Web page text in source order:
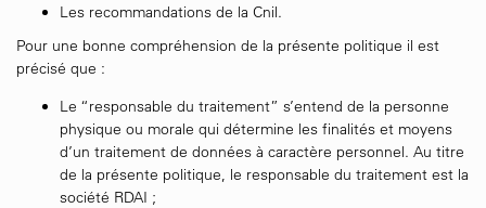
Les recommandations de la Cnil.
Pour une bonne compréhension de la présente politique il est
précisé que :
Le “responsable du traitement” s’entend de la personne
physique ou morale qui détermine les finalités et moyens
d’un traitement de données à caractère personnel. Au titre
de la présente politique, le responsable du traitement est la
société RDAI ;